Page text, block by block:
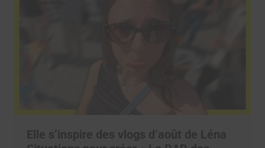
Elle s’inspire des vlogs d’août de Léna